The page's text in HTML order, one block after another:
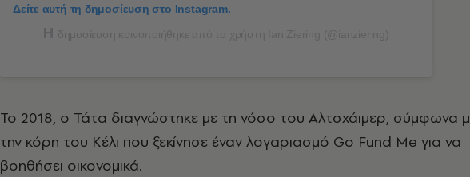
Δείτε αυτή τη δημοσίευση στο Instagram.
Το 2018, ο Τάτα διαγνώστηκε με τη νόσο του Αλτσχάιμερ, σύμφωνα
την κόρη του Κέλι που ξεκίνησε έναν λογαριασμό Go Fund Me για να
βοηθήσει οικονομικά.